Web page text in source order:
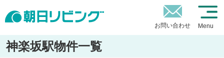
お問い合わせ Menu
神楽坂駅物件一覧